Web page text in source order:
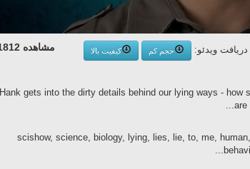
مشاهده 1812 دریافت ویدئو: حجم کم
کیفیت بالا
Hank gets into the dirty details behind our lying ways - how
are
scishow, science, biology, lying, lies, lie, to, me,